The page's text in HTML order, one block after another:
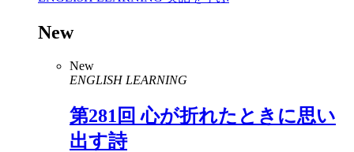
New
New
ENGLISH LEARNING
第281 回 心が折れたときに思い
出す詩